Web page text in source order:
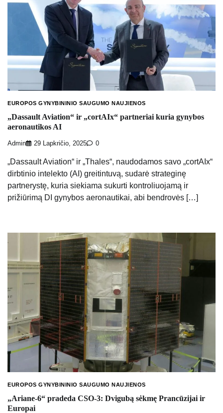
EUROPOS GYNYBININIO SAUGUMO NAUJIENOS
„Dassault Aviation“ ir „cortAIx“ partneriai kuria gynybos
aeronautikos AI
Admin 29 Lapkričio, 2025 0
„Dassault Aviation“ ir „Thales“, naudodamos savo „cortAIx“
dirbtinio intelekto (AI) greitintuvą, sudarė strateginę
partnerystę, kuria siekiama sukurti kontroliuojamą ir
prižiūrimą DI gynybos aeronautikai, abi bendrovės […]
EUROPOS GYNYBININIO SAUGUMO NAUJIENOS
„Ariane-6“ pradeda CSO-3: Dvigubą sėkmę Prancūzijai ir
Europai